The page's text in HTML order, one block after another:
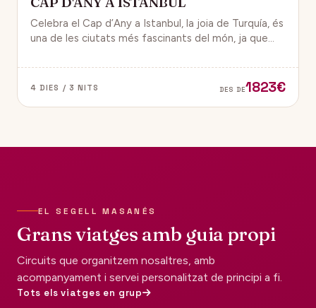
Celebra el Cap d’Any a Istanbul, la joia de Turquía, és
una de les ciutats més fascinants del món, ja que
gaudir d’un ambient de festa i alegría.
4 DIES / 3 NITS DES DE1823€
EL SEGELL MASANÉS
Grans viatges amb guia propi
Circuits que organitzem nosaltres, amb
acompanyament i servei personalitzat de principi a fi.
Tots els viatges en grup